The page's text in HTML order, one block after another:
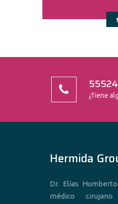
¿Tiene
Hermida
Dr. Elías
médico